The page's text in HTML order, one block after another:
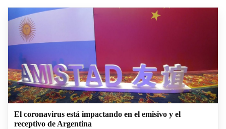
El coronavirus está impactando en el emisivo y el
receptivo de Argentina